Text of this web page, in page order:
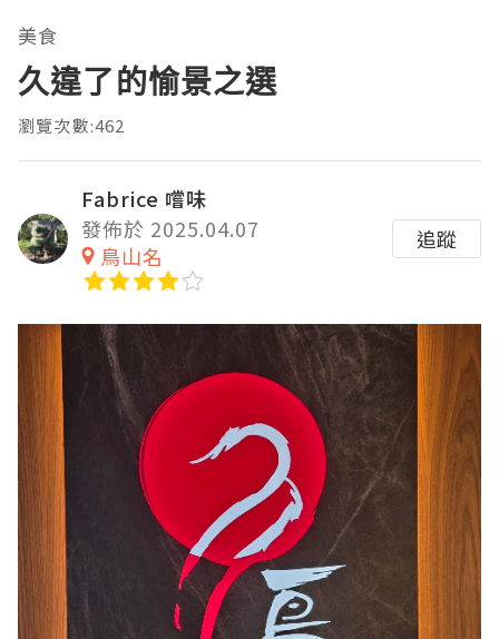
美食
久違了的愉景之選
瀏覽次數:462
Fabrice 嚐味
發佈於 2025.04.07
鳥山名
追蹤